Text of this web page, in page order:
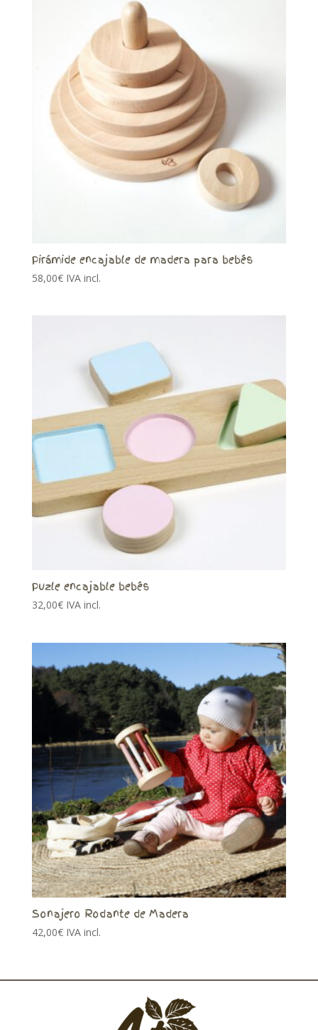
Pirámide encajable de madera para bebés
58,00€ IVA incl.
Puzle encajable bebés
32,00€ IVA incl.
Sonajero Rodante de Madera
42,00€ IVA incl.